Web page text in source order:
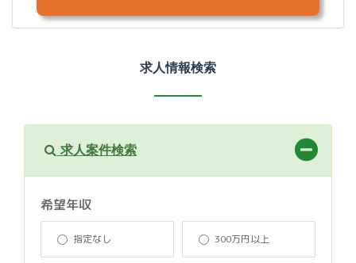
求人情報検索
求人案件検索
希望年収
指定なし 300万円以上